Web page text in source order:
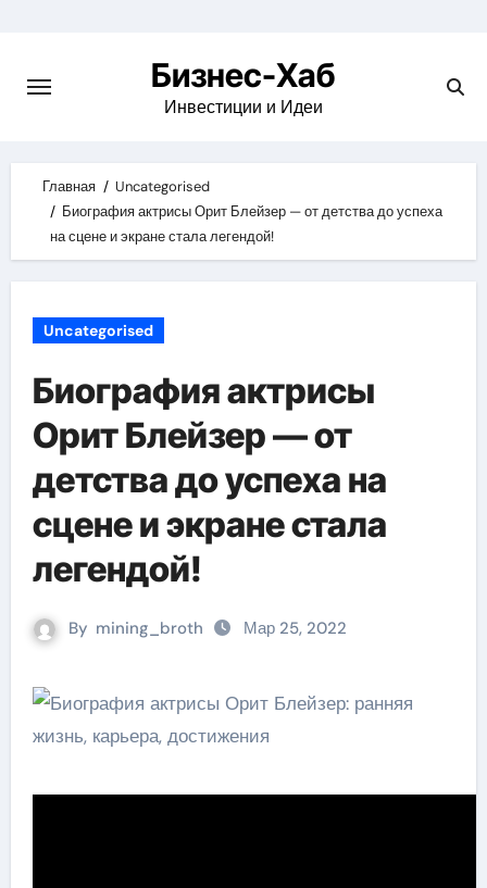
content
Бизнес-Хаб
Инвестиции и Идеи
Главная
Uncategorised
Биография актрисы Орит Блейзер — от детства до успеха
на сцене и экране стала легендой!
Uncategorised
Биография актрисы
Орит Блейзер — от
детства до успеха на
сцене и экране стала
легендой!
By mining_broth Мар 25, 2022